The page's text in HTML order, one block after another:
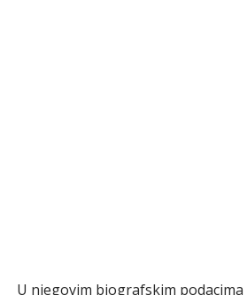
U njegovim biografskim